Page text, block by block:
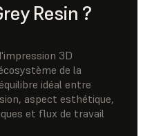
Resin ?
3D
de la
idéal entre
aspect esthétique,
et flux de travail